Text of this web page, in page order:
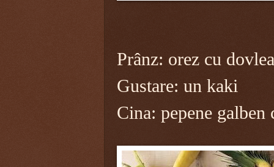
Prânz: orez cu
Gustare: un kaki
Cina: pepene galben